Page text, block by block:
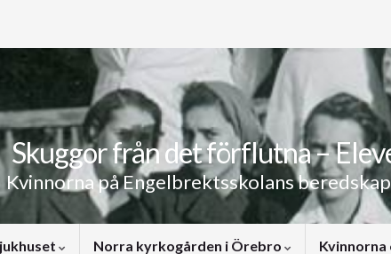
Skuggor från det förflutna –
Kvinnorna på Engelbrektsskolans
Norra kyrkogården i Örebro Kvinnorna